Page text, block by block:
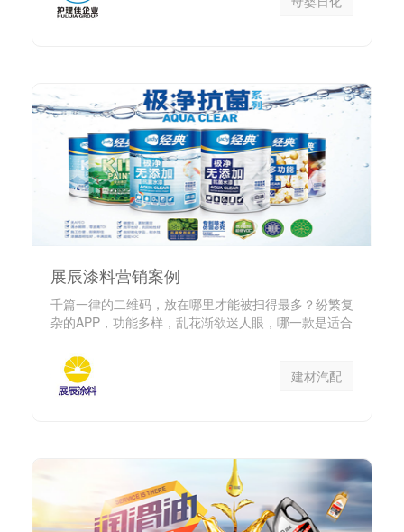
展辰漆料营销案例
千篇一律的二维码，放在哪里才能被扫得最多？纷繁复
杂的APP，功能多样，乱花渐欲迷人眼，哪一款是适合
建材汽配